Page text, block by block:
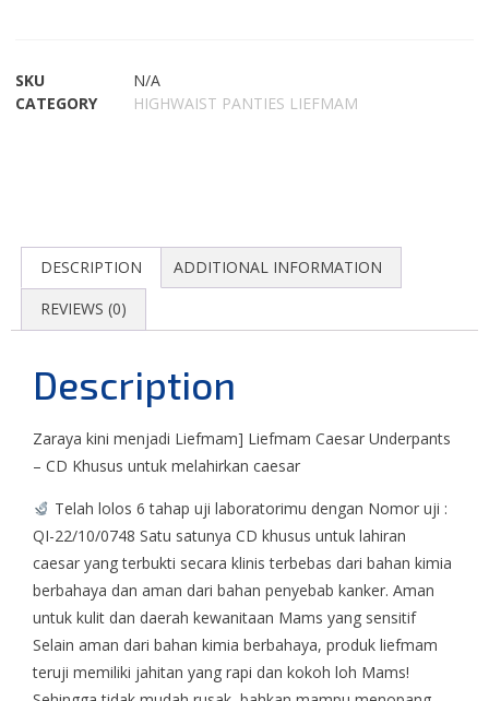
SKU
N/A
CATEGORY
HIGHWAIST PANTIES LIEFMAM
DESCRIPTION ADDITIONAL INFORMATION
REVIEWS (0)
Description
Zaraya kini menjadi Liefmam] Liefmam Caesar Underpants
– CD Khusus untuk melahirkan caesar
Telah lolos 6 tahap uji laboratorimu dengan Nomor uji :
QI-22/10/0748 Satu satunya CD khusus untuk lahiran
caesar yang terbukti secara klinis terbebas dari bahan kimia
berbahaya dan aman dari bahan penyebab kanker. Aman
untuk kulit dan daerah kewanitaan Mams yang sensitif
Selain aman dari bahan kimia berbahaya, produk liefmam
teruji memiliki jahitan yang rapi dan kokoh loh Mams!